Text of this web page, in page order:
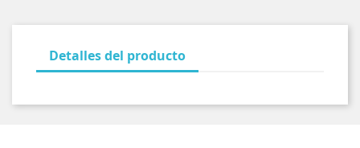
Detalles del producto